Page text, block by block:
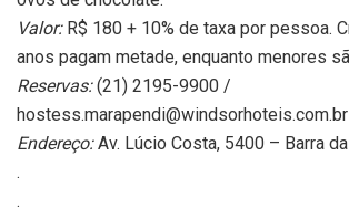
Valor:R$ 180 + 10% de taxa por pessoa.
anos pagam metade, enquanto menores
Reservas:(21) 2195-9900 /
hostess.marapendi@windsorhoteis.com.br
Endereço: Av. Lúcio Costa, 5400 – Barra
.
.